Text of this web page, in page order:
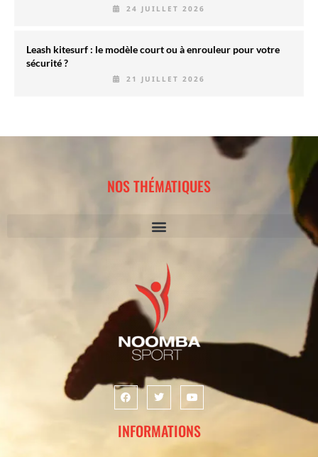
24 JUILLET 2026
Leash kitesurf : le modèle court ou à enrouleur pour votre
sécurité ?
21 JUILLET 2026
NOS THÉMATIQUES
INFORMATIONS